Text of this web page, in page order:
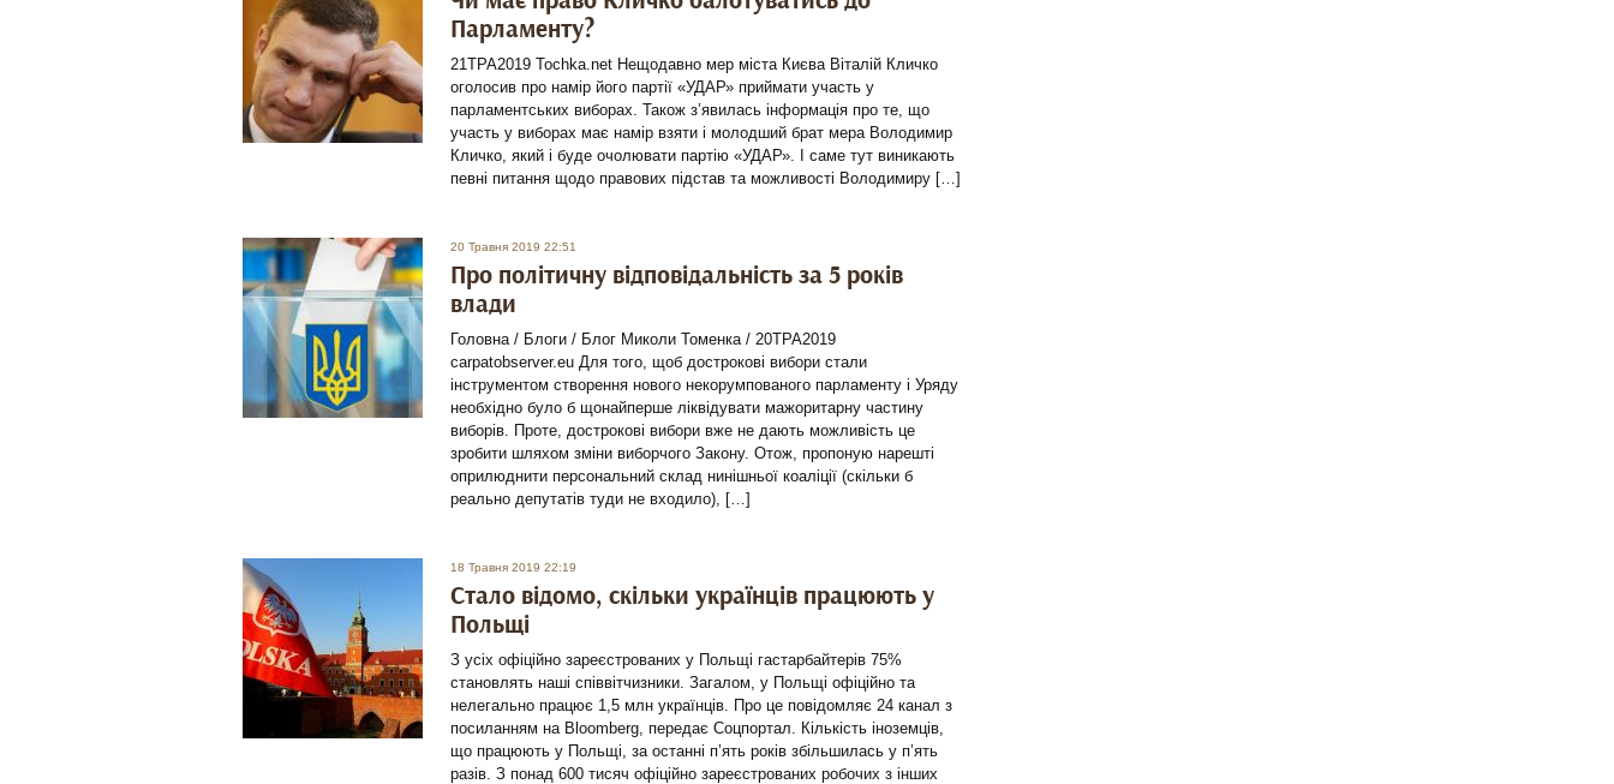
Парламенту?
21ТРА2019 Tochka.net Нещодавно мер міста Києва Віталій Кличко
оголосив про намір його партії «УДАР» приймати участь у
парламентських виборах. Також з’явилась інформація про те, що
участь у виборах має намір взяти і молодший брат мера Володимир
Кличко, який і буде очолювати партію «УДАР». І саме тут виникають
певні питання щодо правових підстав та можливості Володимиру […]
20 Травня 2019 22:51
Про політичну відповідальність за 5 років
влади
Головна / Блоги / Блог Миколи Томенка / 20ТРА2019
carpatobserver.eu Для того, щоб дострокові вибори стали
інструментом створення нового некорумпованого парламенту і Уряду
необхідно було б щонайперше ліквідувати мажоритарну частину
виборів. Проте, дострокові вибори вже не дають можливість це
зробити шляхом зміни виборчого Закону. Отож, пропоную нарешті
оприлюднити персональний склад нинішньої коаліції (скільки б
реально депутатів туди не входило), […]
18 Травня 2019 22:19
Стало відомо, скільки українців працюють у
Польщі
З усіх офіційно зареєстрованих у Польщі гастарбайтерів 75%
становлять наші співвітчизники. Загалом, у Польщі офіційно та
нелегально працює 1,5 млн українців. Про це повідомляє 24 канал з
посиланням на Bloomberg, передає Соцпортал. Кількість іноземців,
що працюють у Польщі, за останні п’ять років збільшилась у п’ять
разів. З понад 600 тисяч офіційно зареєстрованих робочих з інших